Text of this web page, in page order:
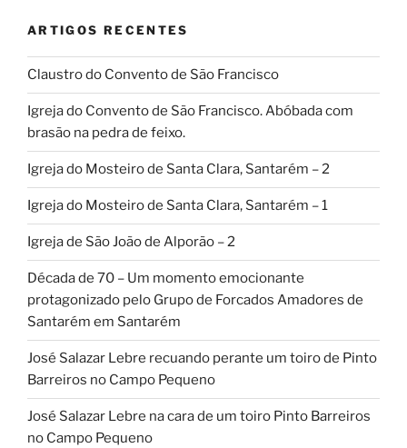
ARTIGOS RECENTES
Claustro do Convento de São Francisco
Igreja do Convento de São Francisco. Abóbada com
brasão na pedra de feixo.
Igreja do Mosteiro de Santa Clara, Santarém – 2
Igreja do Mosteiro de Santa Clara, Santarém – 1
Igreja de São João de Alporão – 2
Década de 70 – Um momento emocionante
protagonizado pelo Grupo de Forcados Amadores de
Santarém em Santarém
José Salazar Lebre recuando perante um toiro de Pinto
Barreiros no Campo Pequeno
José Salazar Lebre na cara de um toiro Pinto Barreiros
no Campo Pequeno